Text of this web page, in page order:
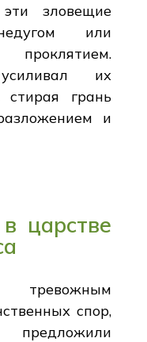
зловещие
или
проклятием.
их
стирая грань
и
царстве
спор,